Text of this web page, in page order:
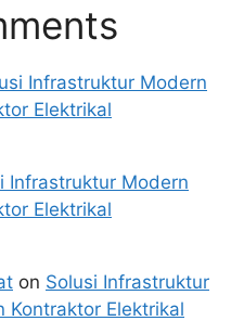
Infrastruktur Modern
Elektrikal
Infrastruktur Modern
Elektrikal
on Solusi Infrastruktur
Kontraktor Elektrikal